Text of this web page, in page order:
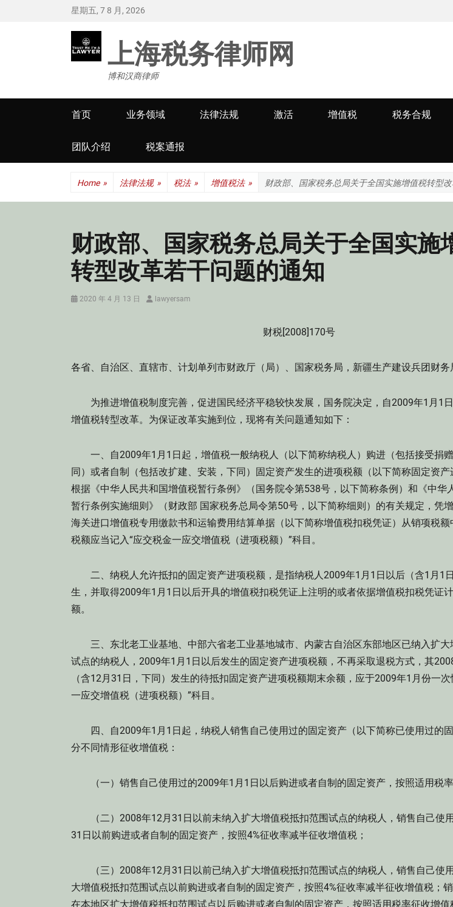
星期五, 7 8 月, 2026
上海税务律师网
博和汉商律师
Primary
menu
首页 业务领域 法律法规 激活 增值税 税务合规
团队介绍 税案通报
Home » 法律法规 » 税法 » 增值税法 » 财政部、国家税务总局关于全国实施增值税转型
财政部、国家税务总局关于全国实施
转型改革若干问题的通知
Posted
2020 年 4 月 13 日 Authorlawyersam
财税[2008]170号
各省、自治区、直辖市、计划单列市财政厅（局）、国家税务局，新疆生产建设兵团财务
为推进增值税制度完善，促进国民经济平稳较快发展，国务院决定，自2009年1月1
增值税转型改革。为保证改革实施到位，现将有关问题通知如下：
一、自2009年1月1日起，增值税一般纳税人（以下简称纳税人）购进（包括接受捐
同）或者自制（包括改扩建、安装，下同）固定资产发生的进项税额（以下简称固定资
根据《中华人民共和国增值税暂行条例》（国务院令第538号，以下简称条例）和《中华
暂行条例实施细则》（财政部 国家税务总局令第50号，以下简称细则）的有关规定，凭增
海关进口增值税专用缴款书和运输费用结算单据（以下简称增值税扣税凭证）从销项税额
税额应当记入“应交税金一应交增值税（进项税额）”科目。
二、纳税人允许抵扣的固定资产进项税额，是指纳税人2009年1月1日以后（含1月1
生，并取得2009年1月1日以后开具的增值税扣税凭证上注明的或者依据增值税扣税凭证
额。
三、东北老工业基地、中部六省老工业基地城市、内蒙古自治区东部地区已纳入扩大
试点的纳税人，2009年1月1日以后发生的固定资产进项税额，不再采取退税方式，其
（含12月31日，下同）发生的待抵扣固定资产进项税额期末余额，应于2009年1月份一次
一应交增值税（进项税额）”科目。
四、自2009年1月1日起，纳税人销售自己使用过的固定资产（以下简称已使用过的
分不同情形征收增值税：
（一）销售自己使用过的2009年1月1日以后购进或者自制的固定资产，按照适用税率
（二）2008年12月31日以前未纳入扩大增值税抵扣范围试点的纳税人，销售自己使
31日以前购进或者自制的固定资产，按照4%征收率减半征收增值税；
（三）2008年12月31日以前已纳入扩大增值税抵扣范围试点的纳税人，销售自己使
大增值税抵扣范围试点以前购进或者自制的固定资产，按照4%征收率减半征收增值税；
在本地区扩大增值税抵扣范围试点以后购进或者自制的固定资产，按照适用税率征收增值